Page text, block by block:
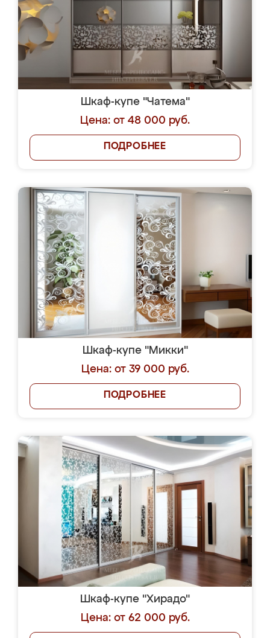
Шкаф-купе "Чатема"
Цена: от 48 000 руб.
ПОДРОБНЕЕ
Шкаф-купе "Микки"
Цена: от 39 000 руб.
ПОДРОБНЕЕ
Шкаф-купе "Хирадо"
Цена: от 62 000 руб.